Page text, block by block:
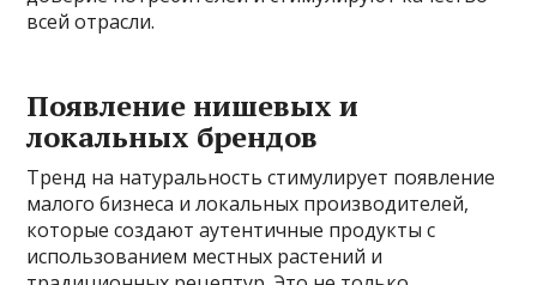
всей отрасли.
Появление нишевых и
локальных брендов
Тренд на натуральность стимулирует появление
малого бизнеса и локальных производителей,
которые создают аутентичные продукты с
использованием местных растений и